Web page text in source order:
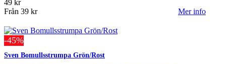
49 kr
Från 39 kr Mer info
-45%
Sven Bomullsstrumpa Grön/Rost